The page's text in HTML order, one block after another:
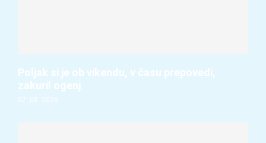
Poljak si je ob vikendu, v času prepovedi,
zakuril ogenj
07. 08. 2026